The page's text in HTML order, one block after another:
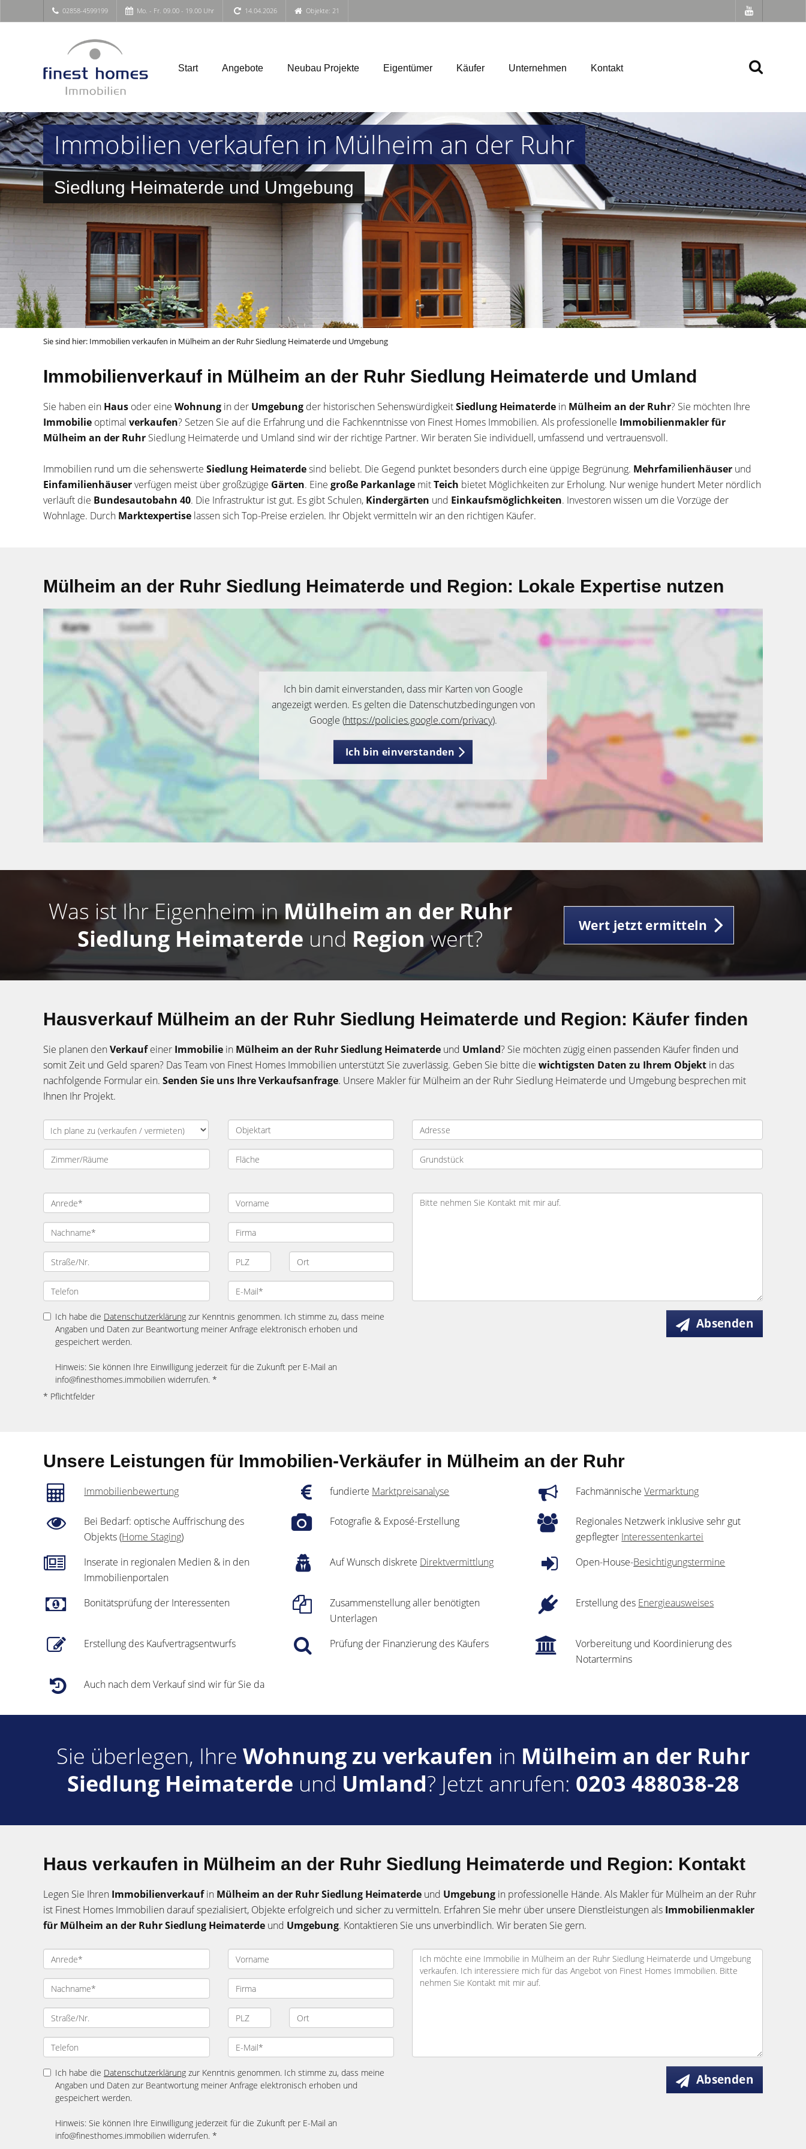
02858-4599199 Mo. - Fr. 09.00 - 19.00 Uhr 14.04.2026 Objekte: 21
Start Angebote Neubau Projekte Eigentümer Käufer Unternehmen Kontakt
Immobilien verkaufen in Mülheim an der Ruhr
Siedlung Heimaterde und Umgebung
Sie sind hier: Immobilien verkaufen in Mülheim an der Ruhr Siedlung Heimaterde und Umgebung
Immobilienverkauf in Mülheim an der Ruhr Siedlung Heimaterde und Umland
Sie haben ein Haus oder eine Wohnung in der Umgebung der historischen SehenswürdigkeitSiedlung Heimaterde in Mülheim an der Ruhr? Sie möchten Ihre
Immobilie optimal verkaufen? Setzen Sie auf die Erfahrung und die Fachkenntnisse von Finest Homes Immobilien. Als professionelle Immobilienmakler für
Mülheim an der Ruhr Siedlung Heimaterde und Umland sind wir der richtige Partner. Wir beraten Sie individuell, umfassend und vertrauensvoll.
Immobilien rund um die sehenswerte Siedlung Heimaterdesind beliebt. Die Gegend punktet besonders durch eine üppige Begrünung. Mehrfamilienhäuser und
Einfamilienhäuserverfügen meist über großzügige Gärten. Eine große Parkanlage mitTeich bietet Möglichkeiten zur Erholung. Nur wenige hundert Meter nördlich
verläuft die Bundesautobahn 40. Die Infrastruktur ist gut. Es gibt Schulen, Kindergärten und Einkaufsmöglichkeiten. Investoren wissen um die Vorzüge der
Wohnlage. Durch Marktexpertise lassen sich Top-Preise erzielen. Ihr Objekt vermitteln wir an den richtigen Käufer.
Mülheim an der Ruhr Siedlung Heimaterde und Region: Lokale Expertise nutzen
Ich bin damit einverstanden, dass mir Karten von Google
angezeigt werden. Es gelten die Datenschutzbedingungen von
Google (https://policies.google.com/privacy).
Ich bin einverstanden
Was ist Ihr Eigenheim inMülheim an der Ruhr
Siedlung Heimaterde und Regionwert? Wert jetzt ermitteln
Hausverkauf Mülheim an der Ruhr Siedlung Heimaterde und Region: Käufer finden
Sie planen denVerkaufeiner Immobilie in Mülheim an der Ruhr Siedlung Heimaterde und Umland? Sie möchten zügig einen passenden Käufer finden und
somit Zeit und Geld sparen? Das Team von Finest Homes Immobilien unterstützt Sie zuverlässig. Geben Sie bitte die wichtigsten Daten zu Ihrem Objekt in das
nachfolgende Formular ein. Senden Sie uns Ihre Verkaufsanfrage. Unsere Makler für Mülheim an der Ruhr Siedlung Heimaterde und Umgebung besprechen mit
Ihnen Ihr Projekt.
Ich habe die Datenschutzerklärung zur Kenntnis genommen. Ich stimme zu, dass meine
Angaben und Daten zur Beantwortung meiner Anfrage elektronisch erhoben und
gespeichert werden.
Hinweis: Sie können Ihre Einwilligung jederzeit für die Zukunft per E-Mail an
info@finesthomes.immobilien widerrufen. *
* Pflichtfelder
Absenden
Unsere Leistungen für Immobilien-Verkäufer in Mülheim an der Ruhr
Immobilienbewertung fundierte Marktpreisanalyse FachmännischeVermarktung
Bei Bedarf: optische Auffrischung des
Objekts (Home Staging)
Fotografie & Exposé-Erstellung
Regionales Netzwerk inklusive sehr gut
gepflegter Interessentenkartei
Inserate in regionalen Medien & in den
Immobilienportalen
Auf Wunsch diskrete Direktvermittlung Open-House-Besichtigungstermine
Bonitätsprüfung der Interessenten
Zusammenstellung aller benötigten
Unterlagen
Erstellung des Energieausweises
Erstellung des Kaufvertragsentwurfs Prüfung der Finanzierung des Käufers
Vorbereitung und Koordinierung des
Notartermins
Auch nach dem Verkauf sind wir für Sie da
Sie überlegen, Ihre Wohnung zu verkaufen in Mülheim an der Ruhr
Siedlung Heimaterde und Umland? Jetzt anrufen: 0203 488038-28
Haus verkaufen in Mülheim an der Ruhr Siedlung Heimaterde und Region: Kontakt
Legen Sie Ihren Immobilienverkaufin Mülheim an der Ruhr Siedlung Heimaterde und Umgebung in professionelle Hände. Als Makler für Mülheim an der Ruhr
ist Finest Homes Immobilien darauf spezialisiert, Objekte erfolgreich und sicher zu vermitteln. Erfahren Sie mehr über unsere Dienstleistungen als Immobilienmakler
für Mülheim an der Ruhr Siedlung Heimaterde und Umgebung. Kontaktieren Sie uns unverbindlich. Wir beraten Sie gern.
Ich habe die Datenschutzerklärung zur Kenntnis genommen. Ich stimme zu, dass meine
Angaben und Daten zur Beantwortung meiner Anfrage elektronisch erhoben und
gespeichert werden.
Hinweis: Sie können Ihre Einwilligung jederzeit für die Zukunft per E-Mail an
info@finesthomes.immobilien widerrufen. *
Absenden